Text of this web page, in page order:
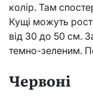
колір. Там
Кущі можуть
від 30 до 50 см.
темно-зеленим.
Червоні